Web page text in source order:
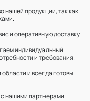
нашей продукции, так как
и оперативную доставку.
индивидуальный
и требования.
и всегда готовы
нашими партнерами.